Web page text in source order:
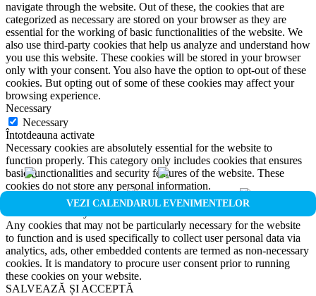
VEZI CALENDARUL EVENIMENTELOR
navigate through the website. Out of these, the cookies that are
categorized as necessary are stored on your browser as they are
essential for the working of basic functionalities of the website. We
also use third-party cookies that help us analyze and understand how
you use this website. These cookies will be stored in your browser
only with your consent. You also have the option to opt-out of these
cookies. But opting out of some of these cookies may affect your
browsing experience.
Necessary
Necessary
Întotdeauna activate
Necessary cookies are absolutely essential for the website to
function properly. This category only includes cookies that ensures
basic functionalities and security features of the website. These
cookies do not store any personal information.
Non-necessary
Any cookies that may not be particularly necessary for the website
to function and is used specifically to collect user personal data via
analytics, ads, other embedded contents are termed as non-necessary
cookies. It is mandatory to procure user consent prior to running
these cookies on your website.
SALVEAZĂ ȘI ACCEPTĂ